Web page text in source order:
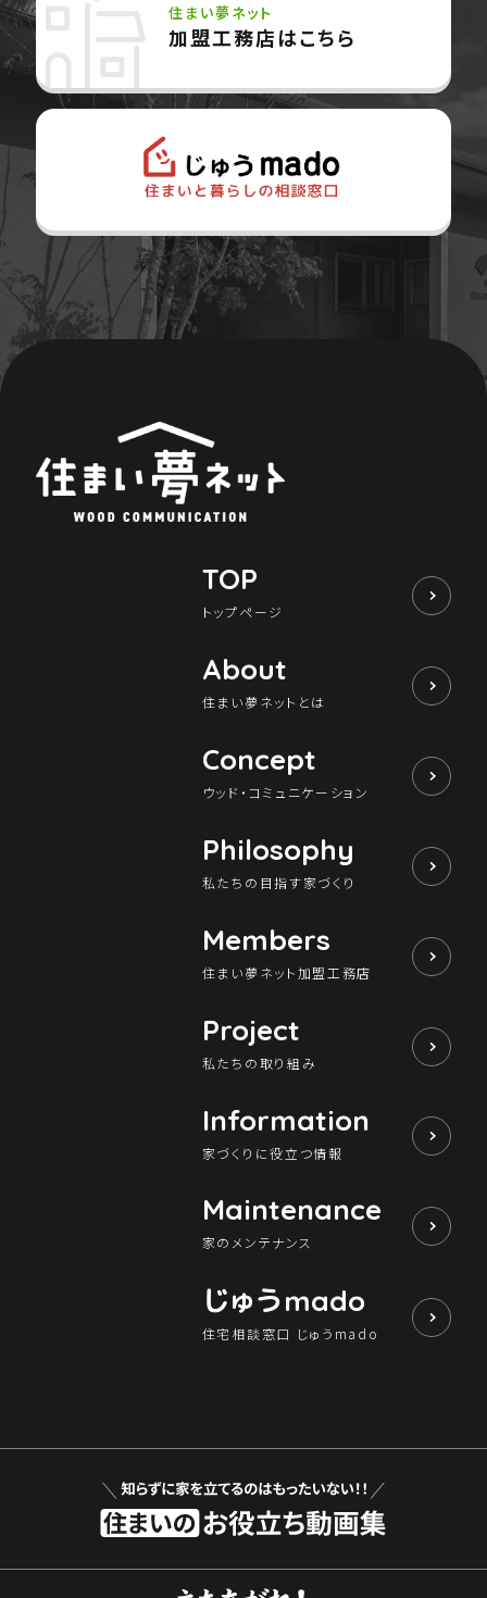
住まい夢ネット
加盟工務店はこちら
TOP
トップページ
About
住まい夢ネットとは
Concept
ウッド・コミュニケーション
Philosophy
私たちの目指す家づくり
Members
住まい夢ネット加盟工務店
Project
私たちの取り組み
Information
家づくりに役立つ情報
Maintenance
家のメンテナンス
じゅうmado
住宅相談窓口 じゅうmado